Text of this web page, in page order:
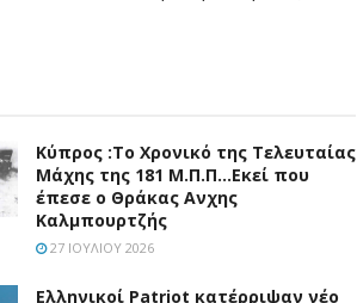
Κύπρος :Το Χρονικό της Τελευταίας
Μάχης της 181 Μ.Π.Π…Εκεί που
έπεσε ο Θράκας Ανχης
Καλμπουρτζής
27 ΙΟΥΛΊΟΥ 2026
Ελληνικοί Patriot κατέρριψαν νέο